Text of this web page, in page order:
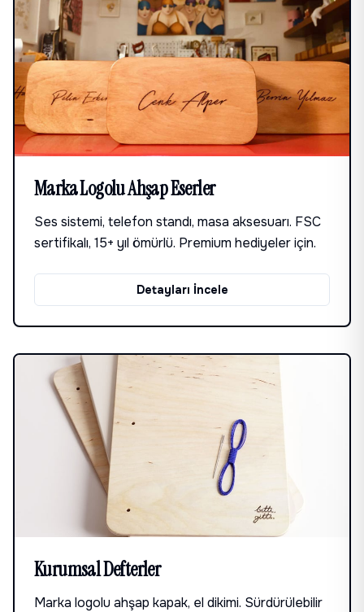
Marka Logolu Ahşap Eserler
Ses sistemi, telefon standı, masa aksesuarı. FSC
sertifikalı, 15+ yıl ömürlü. Premium hediyeler için.
Detayları İncele
Kurumsal Defterler
Marka logolu ahşap kapak, el dikimi. Sürdürülebilir